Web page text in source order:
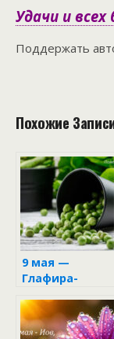
Удачи и
Поддержать
Похожие
9 мая —
Глафира-